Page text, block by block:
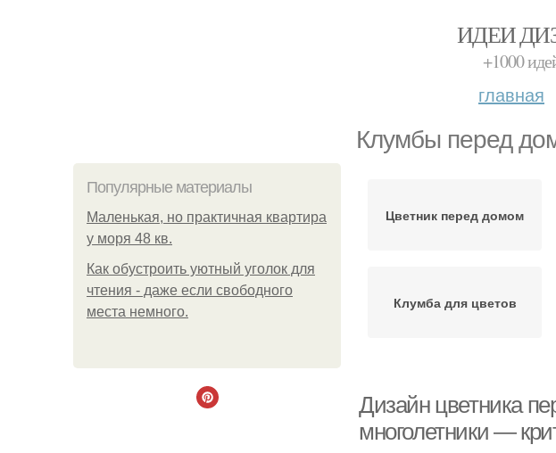
ИДЕИ
+1000
главная
Клумбы перед
Популярные материалы
Маленькая, но практичная квартира
у моря 48 кв.
Как обустроить уютный уголок для
чтения - даже если свободного
места немного.
Цветник перед домом
Клумба для цветов
Дизайн цветника
многолетники —